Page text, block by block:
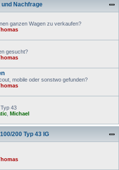
Nachfrage
ganzen Wagen zu verkaufen?
gesucht?
mobile oder sonstwo gefunden?
43
Michael
200 Typ 43 IG